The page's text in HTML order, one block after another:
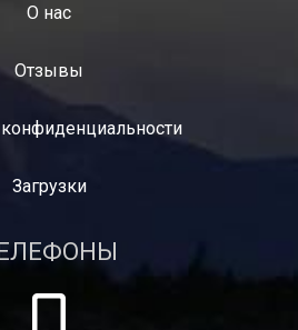
O нас
Отзывы
Загрузки